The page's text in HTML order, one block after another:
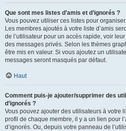
Que sont mes listes d’amis et d’ignorés ?
Vous pouvez utiliser ces listes pour
Les membres ajoutés à votre liste d’amis
de l’utilisateur pour un accès rapide, voir
des messages privés. Selon les thèmes
être mis en valeur. Si vous ajoutez un
messages seront masqués par défaut.
Haut
Comment puis-je ajouter/supprimer des
d’ignorés ?
Vous pouvez ajouter des utilisateurs à votre
profil de chaque membre, il y a un lien pour
d’ignorés. Ou, depuis votre panneau de